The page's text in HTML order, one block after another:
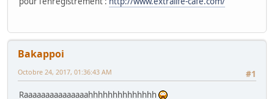
Bakappoi
#1
Octobre 24, 2017, 01:36:43 AM
Raaaaaaaaaaaaaaahhhhhhhhhhhhhh